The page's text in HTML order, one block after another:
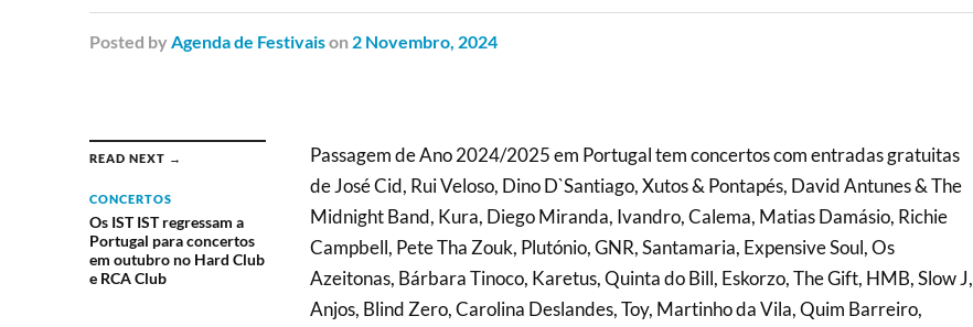
Posted by Agenda de Festivaison 2 Novembro, 2024
READ NEXT →
CONCERTOS
Os IST IST regressam a
Portugal para concertos
em outubro no Hard Club
e RCA Club
Passagem de Ano 2024/2025 em Portugal tem concertos com entradas gratuitas
de José Cid, Rui Veloso, Dino D`Santiago, Xutos & Pontapés, David Antunes & The
Midnight Band, Kura, Diego Miranda, Ivandro, Calema, Matias Damásio, Richie
Campbell, Pete Tha Zouk, Plutónio, GNR, Santamaria, Expensive Soul, Os
Azeitonas, Bárbara Tinoco, Karetus, Quinta do Bill, Eskorzo, The Gift, HMB, Slow J,
Anjos, Blind Zero, Carolina Deslandes, Toy, Martinho da Vila, Quim Barreiro,